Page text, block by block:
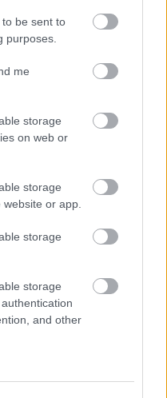
be sent to
purposes.
me
storage
on web or
storage
or app.
storage
storage
and other
büntetendő."
gondolom a tv is
alá vonják, stb?
szerint. A
is egyértelmű,
most mit csináljunk?
tömeg? Vagy
tudakolni, van-e
Vagy kihez? Ki az, aki
az értelmesebb
nem csak a
kell őket nyerni,